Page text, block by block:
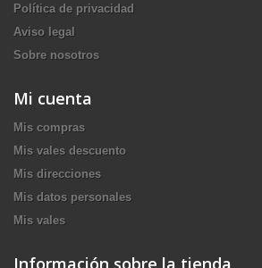
Política de privacidad
Aviso legal
Sobre nosotros
Mi cuenta
Mis compras
Mis vales descuento
Mis direcciones
Mis datos personales
Mis vales
Información sobre la tienda